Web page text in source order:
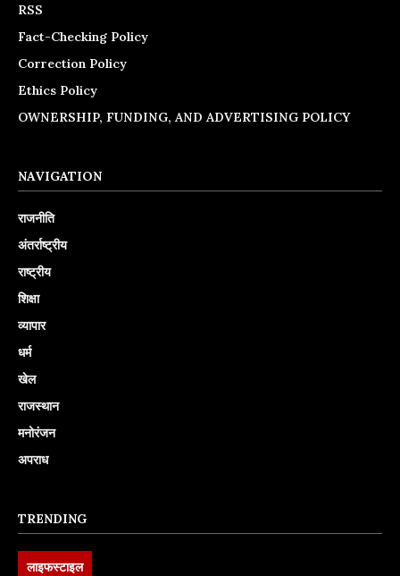
RSS
Fact-Checking Policy
Correction Policy
Ethics Policy
OWNERSHIP, FUNDING, AND ADVERTISING POLICY
NAVIGATION
राजनीति
अंतर्राष्ट्रीय
राष्ट्रीय
शिक्षा
व्यापार
धर्म
खेल
राजस्थान
मनोरंजन
अपराध
TRENDING
लाइफस्टाइल